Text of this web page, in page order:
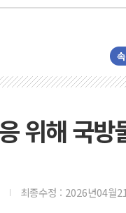
위해 국
최종수정 : 2026년04월